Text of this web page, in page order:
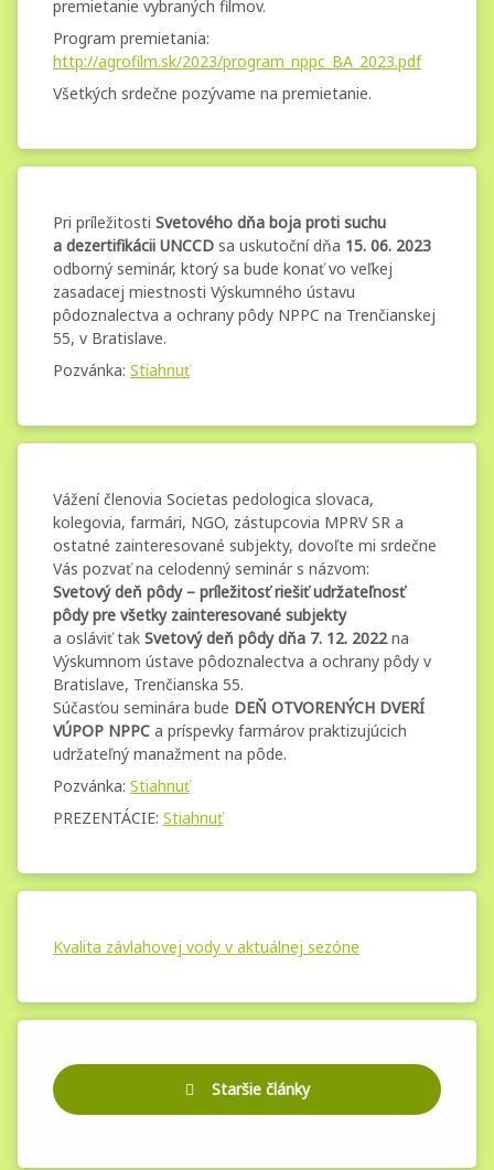
Agrofilm 2023
premietanie vybraných filmov.
Program premietania:
http://agrofilm.sk/2023/program_nppc_BA_2023.pdf
Všetkých srdečne pozývame na premietanie.
Svetový deň
boja proti
suchu a
dezertifikácii
2023
Pri príležitosti Svetového dňa boja proti suchu
a dezertifikácii UNCCD sa uskutoční dňa 15. 06. 2023
odborný seminár, ktorý sa bude konať vo veľkej
zasadacej miestnosti Výskumného ústavu
pôdoznalectva a ochrany pôdy NPPC na Trenčianskej
55, v Bratislave.
Pozvánka: Stiahnuť
Svetový
deň
pôdy
2022
Vážení členovia Societas pedologica slovaca,
kolegovia, farmári, NGO, zástupcovia MPRV SR a
ostatné zainteresované subjekty, dovoľte mi srdečne
Vás pozvať na celodenný seminár s názvom:
Svetový deň pôdy – príležitosť riešiť udržateľnosť
pôdy pre všetky zainteresované subjekty
a osláviť tak Svetový deň pôdy dňa 7. 12. 2022na
Výskumnom ústave pôdoznalectva a ochrany pôdy v
Bratislave, Trenčianska 55.
Súčasťou seminára bude DEŇ OTVORENÝCH DVERÍ
VÚPOP NPPC a príspevky farmárov praktizujúcich
udržateľný manažment na pôde.
Pozvánka: Stiahnuť
PREZENTÁCIE: Stiahnuť
Kvalita
závlahovej
Kvalita závlahovej vody v aktuálnej sezóne
Navigácia
v
Staršie články